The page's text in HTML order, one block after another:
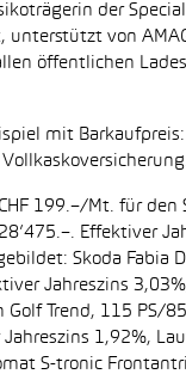
der
von
öffentlichen
mit
199.–/Mt. für
Effektiver
Skoda
Jahreszins
Trend, 115 PS/
1,92%,
S-tronic